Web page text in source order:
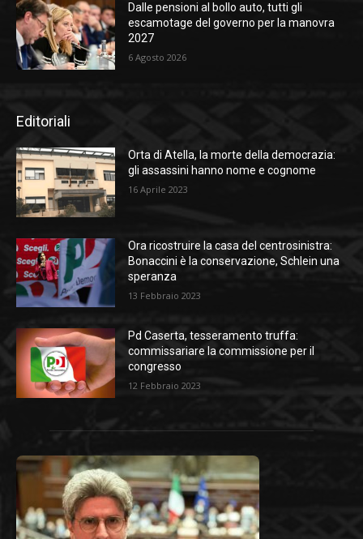
Dalle pensioni al bollo auto, tutti gli
escamotage del governo per la manovra
2027
6 Agosto 2026
Editoriali
Orta di Atella, la morte della democrazia:
gli assassini hanno nome e cognome
16 Aprile 2023
Ora ricostruire la casa del centrosinistra:
Bonaccini è la conservazione, Schlein una
speranza
13 Febbraio 2023
Pd Caserta, tesseramento truffa:
commissariare la commissione per il
congresso
12 Febbraio 2023